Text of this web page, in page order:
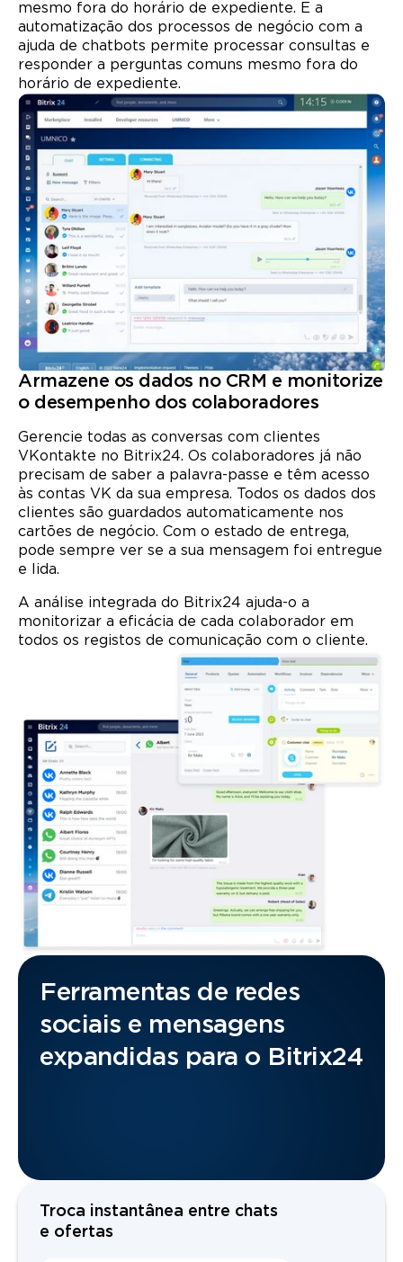
mesmo fora do horário de expediente. E a
automatização dos processos de negócio com a
ajuda de chatbots permite processar consultas e
responder a perguntas comuns mesmo fora do
horário de expediente.
Armazene os dados no CRM e monitorize
o desempenho dos colaboradores
Gerencie todas as conversas com clientes
VKontakte no Bitrix24. Os colaboradores já não
precisam de saber a palavra-passe e têm acesso
às contas VK da sua empresa. Todos os dados dos
clientes são guardados automaticamente nos
cartões de negócio. Com o estado de entrega,
pode sempre ver se a sua mensagem foi entregue
e lida.
A análise integrada do Bitrix24 ajuda-o a
monitorizar a eficácia de cada colaborador em
todos os registos de comunicação com o cliente.
Ferramentas de redes
sociais e mensagens
expandidas para o Bitrix24
Troca instantânea entre chats
e ofertas